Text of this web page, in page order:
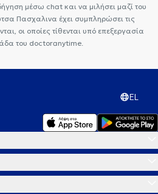
μέσω chat και να μιλήσει μαζί του
Πασχαλινα έχει συμπληρώσει τις
οι οποίες τίθενται υπό επεξεργασία
του doctoranytime.
EL